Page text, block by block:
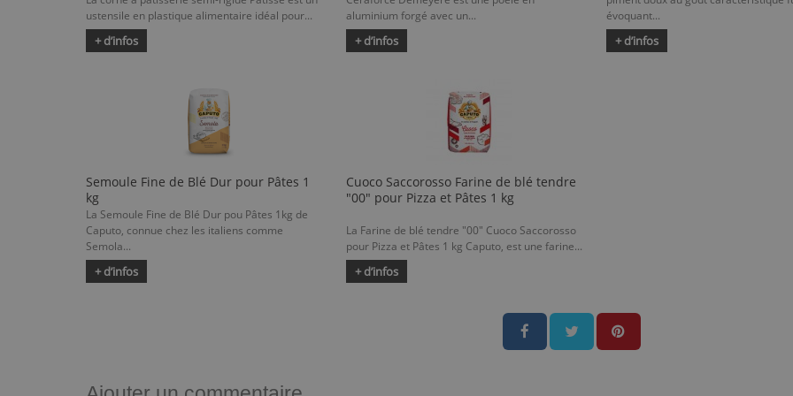
ustensile en plastique alimentaire idéal pour...
+ d’infos
aluminium forgé avec un...
+ d’infos
évoquant...
+ d’infos
Semoule Fine de Blé Dur pour Pâtes 1
kg
La Semoule Fine de Blé Dur pou Pâtes 1kg de
Caputo, connue chez les italiens comme
Semola...
+ d’infos
Cuoco Saccorosso Farine de blé tendre
"00" pour Pizza et Pâtes 1 kg
La Farine de blé tendre "00" Cuoco Saccorosso
pour Pizza et Pâtes 1 kg Caputo, est une farine...
+ d’infos